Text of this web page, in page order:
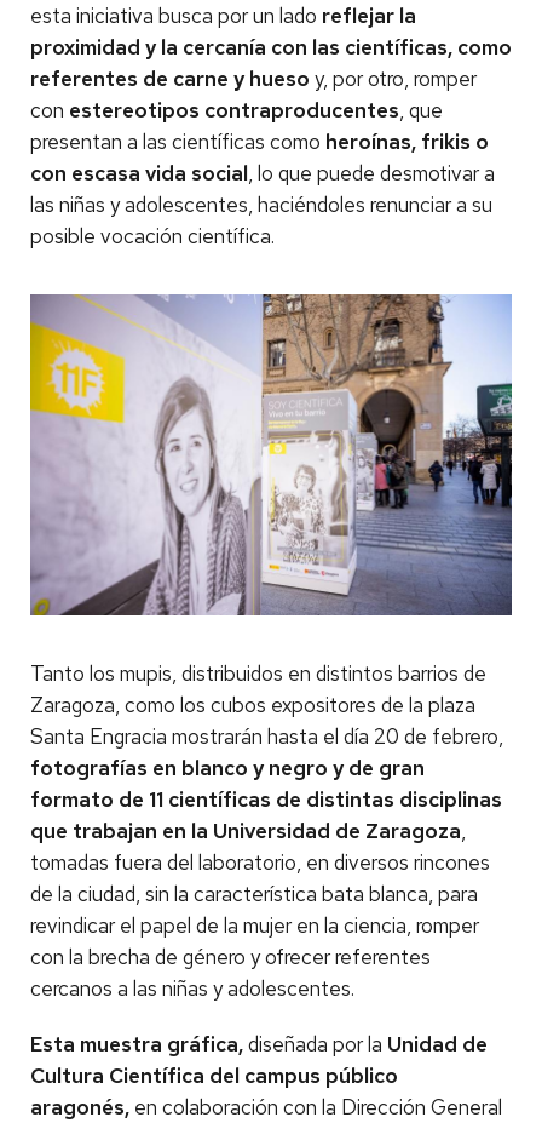
esta iniciativa busca por un lado reflejar la
proximidad y la cercanía con las científicas, como
referentes de carne y hueso y, por otro, romper
con estereotipos contraproducentes, que
presentan a las científicas como heroínas, frikis o
con escasa vida social, lo que puede desmotivar a
las niñas y adolescentes, haciéndoles renunciar a su
posible vocación científica.
Tanto los mupis, distribuidos en distintos barrios de
Zaragoza, como los cubos expositores de la plaza
Santa Engracia mostrarán hasta el día 20 de febrero,
fotografías en blanco y negro y de gran
formato de 11 científicas de distintas disciplinas
que trabajan en la Universidad de Zaragoza,
tomadas fuera del laboratorio, en diversos rincones
de la ciudad, sin la característica bata blanca, para
revindicar el papel de la mujer en la ciencia, romper
con la brecha de género y ofrecer referentes
cercanos a las niñas y adolescentes.
Esta muestra gráfica,diseñada por la Unidad de
Cultura Científica del campus público
aragonés, en colaboración con la Dirección General